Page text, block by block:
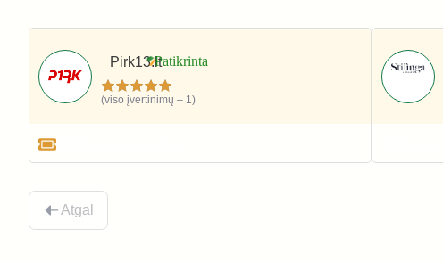
Pirk13.lt
(viso įvertinimų – 1)
Atgal